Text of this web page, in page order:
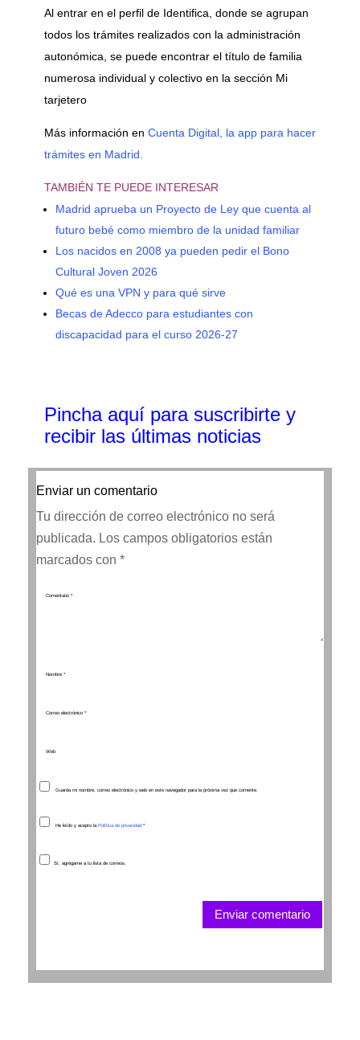
Al entrar en el perfil de Identifica, donde se agrupan
todos los trámites realizados con la administración
autonómica, se puede encontrar el título de familia
numerosa individual y colectivo en la sección Mi
tarjetero
Más información en Cuenta Digital, la app para hacer
trámites en Madrid.
TAMBIÉN TE PUEDE INTERESAR
Madrid aprueba un Proyecto de Ley que cuenta al
futuro bebé como miembro de la unidad familiar
Los nacidos en 2008 ya pueden pedir el Bono
Cultural Joven 2026
Qué es una VPN y para qué sirve
Becas de Adecco para estudiantes con
discapacidad para el curso 2026-27
Pincha aquí para suscribirte y
recibir las últimas noticias
Enviar un comentario
Tu dirección de correo electrónico no será
publicada. Los campos obligatorios están
marcados con *
Guarda mi nombre, correo electrónico y web en este navegador para la próxima vez que comente.
He leído y acepto la Política de privacidad *
Sí, agrégame a tu lista de correos.
Enviar comentario